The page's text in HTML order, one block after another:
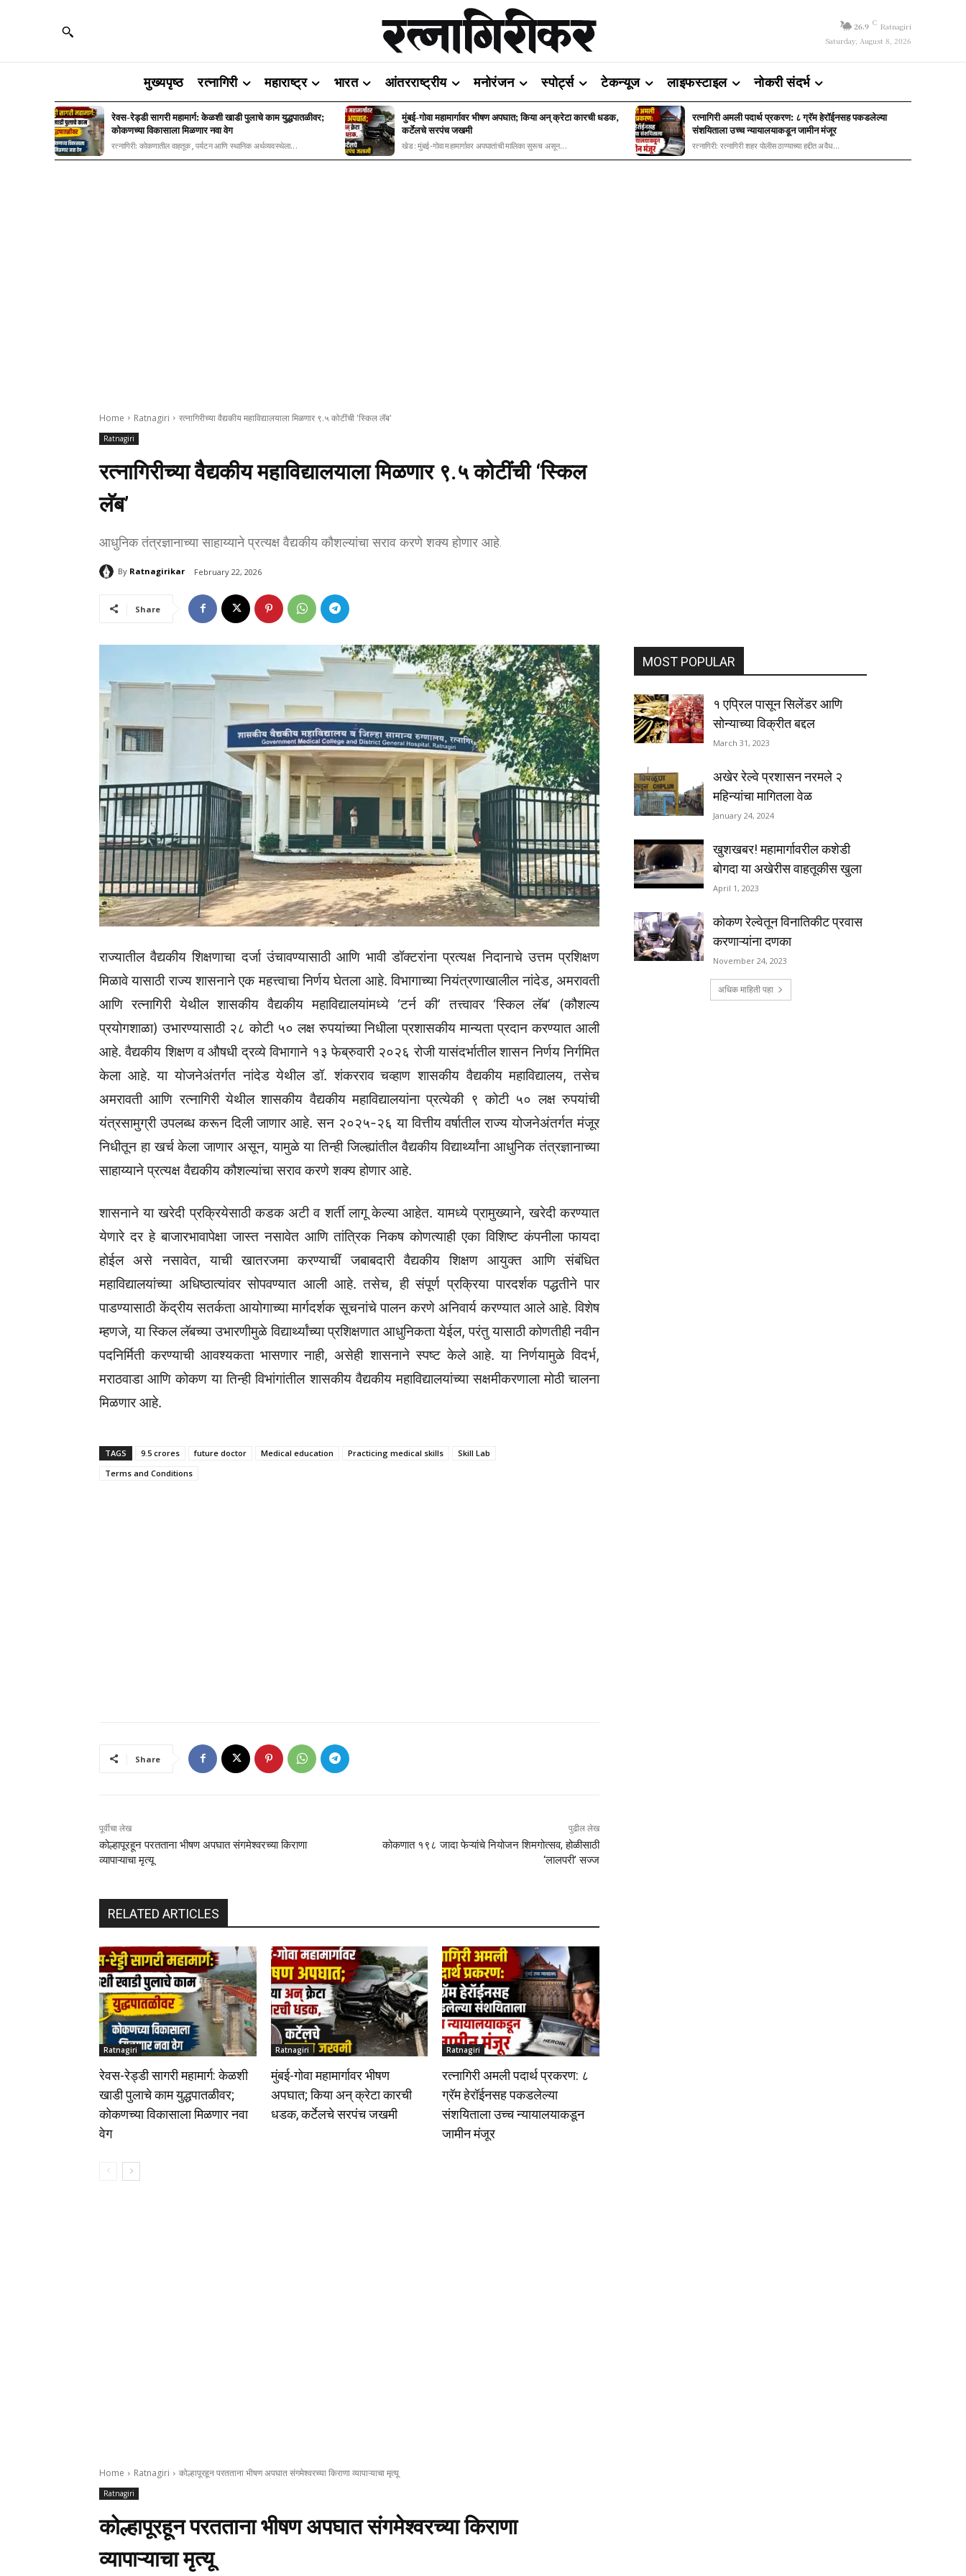
26.9 C Ratnagiri
Saturday, August 8, 2026
मुख्यपृष्ठ रत्नागिरी महाराष्ट्र भारत आंतरराष्ट्रीय मनोरंजन स्पोर्ट्स टेकन्यूज लाइफस्टाइल नोकरी संदर्भ
रेवस-रेड्डी सागरी महामार्ग: केळशी खाडी पुलाचे काम युद्धपातळीवर;
कोकणच्या विकासाला मिळणार नवा वेग
रत्नागिरी: कोकणातील वाहतूक, पर्यटन आणि स्थानिक अर्थव्यवस्थेला...
मुंबई-गोवा महामार्गावर भीषण अपघात; किया अन् क्रेटा कारची धडक,
कर्टेलचे सरपंच जखमी
खेड: मुंबई-गोवा महामार्गावर अपघातांची मालिका सुरूच असून...
रत्नागिरी अमली पदार्थ प्रकरण: ८ ग्रॅम हेरॉईनसह पकडलेल्या
संशयिताला उच्च न्यायालयाकडून जामीन मंजूर
रत्नागिरी: रत्नागिरी शहर पोलीस ठाण्याच्या हद्दीत अवैध...
Home Ratnagiri रत्नागिरीच्या वैद्यकीय महाविद्यालयाला मिळणार ९.५ कोटींची 'स्किल लॅब'
Ratnagiri
रत्नागिरीच्या वैद्यकीय महाविद्यालयाला मिळणार ९.५ कोटींची ‘स्किल
लॅब’
आधुनिक तंत्रज्ञानाच्या साहाय्याने प्रत्यक्ष वैद्यकीय कौशल्यांचा सराव करणे शक्य होणार आहे.
By Ratnagirikar February 22, 2026
Share
राज्यातील वैद्यकीय शिक्षणाचा दर्जा उंचावण्यासाठी आणि भावी डॉक्टरांना प्रत्यक्ष निदानाचे उत्तम प्रशिक्षण
मिळावे यासाठी राज्य शासनाने एक महत्त्वाचा निर्णय घेतला आहे. विभागाच्या नियंत्रणाखालील नांदेड, अमरावती
आणि रत्नागिरी येथील शासकीय वैद्यकीय महाविद्यालयांमध्ये ‘टर्न की’ तत्त्वावर ‘स्किल लॅब’ (कौशल्य
प्रयोगशाळा) उभारण्यासाठी २८ कोटी ५० लक्ष रुपयांच्या निधीला प्रशासकीय मान्यता प्रदान करण्यात आली
आहे. वैद्यकीय शिक्षण व औषधी द्रव्ये विभागाने १३ फेब्रुवारी २०२६ रोजी यासंदर्भातील शासन निर्णय निर्गमित
केला आहे. या योजनेअंतर्गत नांदेड येथील डॉ. शंकरराव चव्हाण शासकीय वैद्यकीय महाविद्यालय, तसेच
अमरावती आणि रत्नागिरी येथील शासकीय वैद्यकीय महाविद्यालयांना प्रत्येकी ९ कोटी ५० लक्ष रुपयांची
यंत्रसामुग्री उपलब्ध करून दिली जाणार आहे. सन २०२५-२६ या वित्तीय वर्षातील राज्य योजनेअंतर्गत मंजूर
निधीतून हा खर्च केला जाणार असून, यामुळे या तिन्ही जिल्ह्यांतील वैद्यकीय विद्यार्थ्यांना आधुनिक तंत्रज्ञानाच्या
साहाय्याने प्रत्यक्ष वैद्यकीय कौशल्यांचा सराव करणे शक्य होणार आहे.
शासनाने या खरेदी प्रक्रियेसाठी कडक अटी व शर्ती लागू केल्या आहेत. यामध्ये प्रामुख्याने, खरेदी करण्यात
येणारे दर हे बाजारभावापेक्षा जास्त नसावेत आणि तांत्रिक निकष कोणत्याही एका विशिष्ट कंपनीला फायदा
होईल असे नसावेत, याची खातरजमा करण्याचीं जबाबदारी वैद्यकीय शिक्षण आयुक्त आणि संबंधित
महाविद्यालयांच्या अधिष्ठात्यांवर सोपवण्यात आली आहे. तसेच, ही संपूर्ण प्रक्रिया पारदर्शक पद्धतीने पार
पाडण्यासाठी केंद्रीय सतर्कता आयोगाच्या मार्गदर्शक सूचनांचे पालन करणे अनिवार्य करण्यात आले आहे. विशेष
म्हणजे, या स्किल लॅबच्या उभारणीमुळे विद्यार्थ्यांच्या प्रशिक्षणात आधुनिकता येईल, परंतु यासाठी कोणतीही नवीन
पदनिर्मिती करण्याची आवश्यकता भासणार नाही, असेही शासनाने स्पष्ट केले आहे. या निर्णयामुळे विदर्भ,
मराठवाडा आणि कोकण या तिन्ही विभांगांतील शासकीय वैद्यकीय महाविद्यालयांच्या सक्षमीकरणाला मोठी चालना
मिळणार आहे.
TAGS 9.5 crores future doctor Medical education Practicing medical skills
Skill Lab
Terms and Conditions
Share
पूर्वीचा लेख
कोल्हापूरहून परतताना भीषण अपघात संगमेश्वरच्या किराणा
व्यापाऱ्याचा मृत्यू
पुढील लेख
कोकणात १९८ जादा फेऱ्यांचे नियोजन शिमगोत्सव, होळीसाठी
‘लालपरी’ सज्ज
RELATED ARTICLES
Ratnagiri
रेवस-रेड्डी सागरी महामार्ग: केळशी
खाडी पुलाचे काम युद्धपातळीवर;
कोकणच्या विकासाला मिळणार नवा
वेग
Ratnagiri
मुंबई-गोवा महामार्गावर भीषण
अपघात; किया अन् क्रेटा कारची
धडक, कर्टेलचे सरपंच जखमी
Ratnagiri
रत्नागिरी अमली पदार्थ प्रकरण: ८
ग्रॅम हेरॉईनसह पकडलेल्या
संशयिताला उच्च न्यायालयाकडून
जामीन मंजूर
MOST POPULAR
१ एप्रिल पासून सिलेंडर आणि
सोन्याच्या विक्रीत बद्दल
March 31, 2023
अखेर रेल्वे प्रशासन नरमले २
महिन्यांचा मागितला वेळ
January 24, 2024
खुशखबर! महामार्गावरील कशेडी
बोगदा या अखेरीस वाहतूकीस खुला
April 1, 2023
कोकण रेल्वेतून विनातिकीट प्रवास
करणाऱ्यांना दणका
November 24, 2023
अधिक माहिती पहा